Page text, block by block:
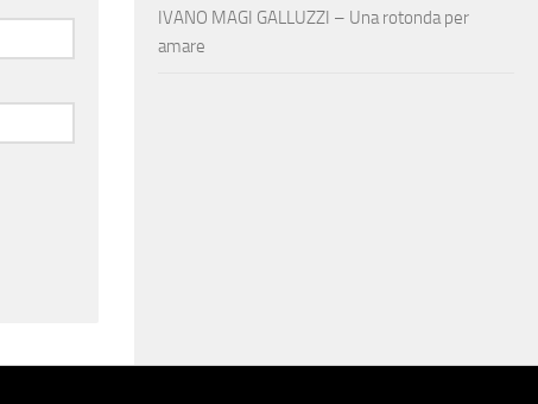
IVANO MAGI GALLUZZI – Una rotonda per
amare